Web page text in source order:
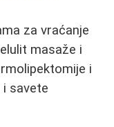
za vraćanje
masaže i
i
savete